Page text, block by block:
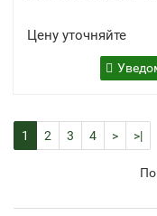
Цену уточняйте
1 2 3 4 > >|